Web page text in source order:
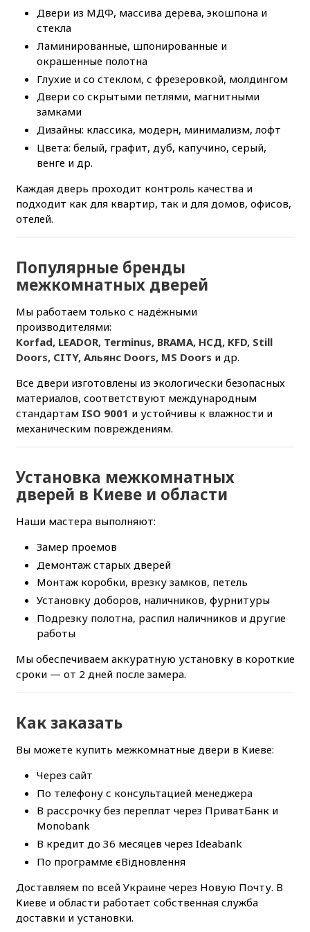
Двери из МДФ, массива дерева, экошпона и
стекла
Ламинированные, шпонированные и
окрашенные полотна
Глухие и со стеклом, с фрезеровкой, молдингом
Двери со скрытыми петлями, магнитными
замками
Дизайны: классика, модерн, минимализм, лофт
Цвета: белый, графит, дуб, капучино, серый,
венге и др.
Каждая дверь проходит контроль качества и
подходит как для квартир, так и для домов, офисов,
отелей.
Популярные бренды
межкомнатных дверей
Мы работаем только с надёжными
производителями:
Korfad, LEADOR, Terminus, BRAMA, НСД, KFD, Still
Doors, CITY, Альянс Doors, MS Doors и др.
Все двери изготовлены из экологически безопасных
материалов, соответствуют международным
стандартам ISO 9001 и устойчивы к влажности и
механическим повреждениям.
Установка межкомнатных
дверей в Киеве и области
Наши мастера выполняют:
Замер проемов
Демонтаж старых дверей
Монтаж коробки, врезку замков, петель
Установку доборов, наличников, фурнитуры
Подрезку полотна, распил наличников и другие
работы
Мы обеспечиваем аккуратную установку в короткие
сроки — от 2 дней после замера.
Как заказать
Вы можете купить межкомнатные двери в Киеве:
Через сайт
По телефону с консультацией менеджера
В рассрочку без переплат через ПриватБанк и
Monobank
В кредит до 36 месяцев через Ideabank
По программе єВідновлення
Доставляем по всей Украине через Новую Почту. В
Киеве и области работает собственная служба
доставки и установки.